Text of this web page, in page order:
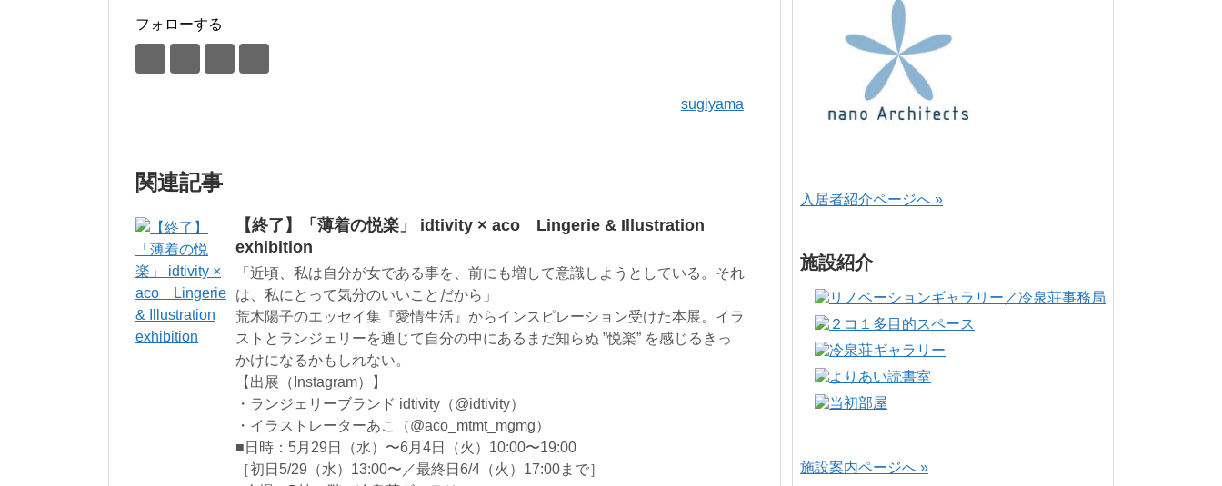
フォローする
sugiyama
関連記事
【終了】「薄着の悦楽」 idtivity × aco Lingerie & Illustration
exhibition
「近頃、私は自分が女である事を、前にも増して意識しようとしている。それ
は、私にとって気分のいいことだから」
荒木陽子のエッセイ集『愛情生活』からインスピレーション受けた本展。イラ
ストとランジェリーを通じて自分の中にあるまだ知らぬ ”悦楽” を感じるきっ
かけになるかもしれない。
【出展（Instagram）】
・ランジェリーブランド idtivity（@idtivity）
・イラストレーターあこ（@aco_mtmt_mgmg）
■日時：5月29日（水）〜6月4日（火）10:00〜19:00
［初日5/29（水）13:00〜／最終日6/4（火）17:00まで］
入居者紹介ページへ »
施設紹介
施設案内ページへ »